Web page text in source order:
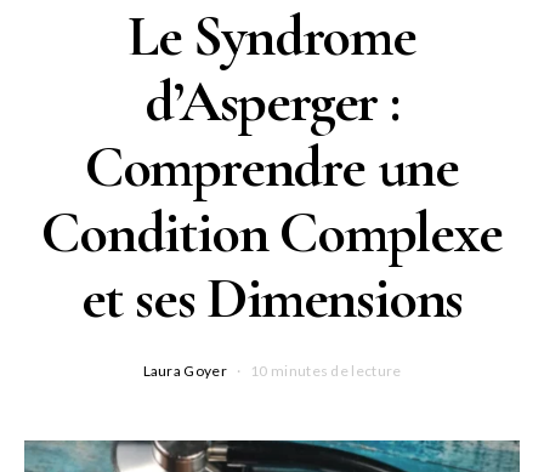
Le Syndrome
d’Asperger :
Comprendre une
Condition Complexe
et ses Dimensions
Laura Goyer 10 minutes de lecture